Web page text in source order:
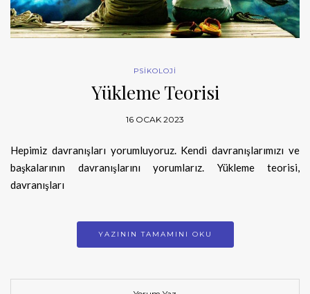
PSİKOLOJİ
Yükleme Teorisi
16 OCAK 2023
Hepimiz davranışları yorumluyoruz. Kendi davranışlarımızı ve
başkalarının davranışlarını yorumlarız. Yükleme teorisi,
davranışları
YAZININ TAMAMINI OKU